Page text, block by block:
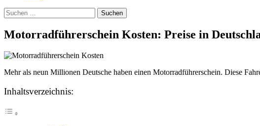
Suchen
nach:
Motorradführerschein Kosten: Preise in
Mehr als neun Millionen Deutsche haben einen Motorradführerschein. Diese
Inhaltsverzeichnis: